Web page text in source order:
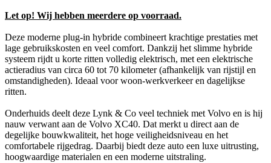
Let op! Wij hebben meerdere op voorraad.
Deze moderne plug-in hybride combineert krachtige prestaties met
lage gebruikskosten en veel comfort. Dankzij het slimme hybride
systeem rijdt u korte ritten volledig elektrisch, met een elektrische
actieradius van circa 60 tot 70 kilometer (afhankelijk van rijstijl en
omstandigheden). Ideaal voor woon-werkverkeer en dagelijkse
ritten.
Onderhuids deelt deze Lynk & Co veel techniek met Volvo en is hij
nauw verwant aan de Volvo XC40. Dat merkt u direct aan de
degelijke bouwkwaliteit, het hoge veiligheidsniveau en het
comfortabele rijgedrag. Daarbij biedt deze auto een luxe uitrusting,
hoogwaardige materialen en een moderne uitstraling.